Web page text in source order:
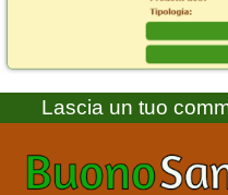
Lascia un tuo